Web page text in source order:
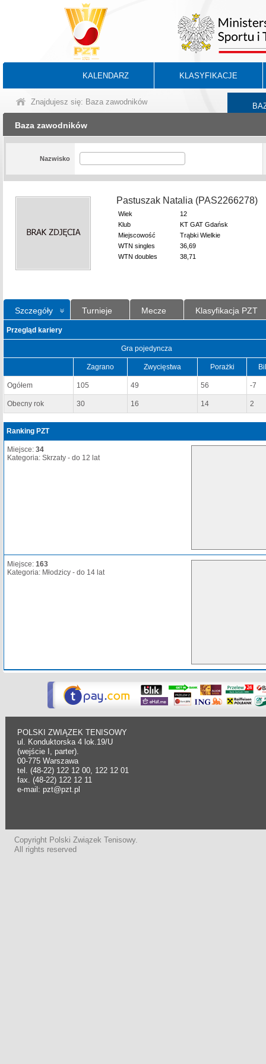
KALENDARZ KLASYFIKACJE
Znajdujesz się: Baza zawodników
Baza zawodników
Nazwisko
Pastuszak Natalia (PAS2266278)
Wiek
12
Klub
KT GAT Gdańsk
Miejscowość
Trąbki Wielkie
WTN singles
36,69
WTN doubles
38,71
Szczegóły Turnieje Mecze Klasyfikacja PZT
Przegląd kariery
Gra pojedyncza
Zagrano Zwycięstwa Porażki
Ogółem 105 49 56 -7
Obecny rok 30 16 14 2
Ranking PZT
Miejsce: 34
Kategoria: Skrzaty - do 12 lat
Miejsce: 163
Kategoria: Młodzicy - do 14 lat
POLSKI ZWIĄZEK TENISOWY
ul. Konduktorska 4 lok.19/U
(wejście I, parter).
00-775 Warszawa
tel. (48-22) 122 12 00, 122 12 01
fax. (48-22) 122 12 11
e-mail: pzt@pzt.pl
Copyright Polski Związek Tenisowy.
All rights reserved